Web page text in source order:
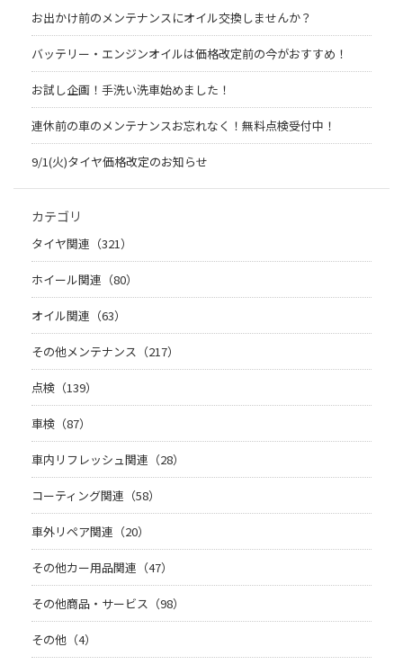
お出かけ前のメンテナンスにオイル交換しませんか？
バッテリー・エンジンオイルは価格改定前の今がおすすめ！
お試し企画！手洗い洗車始めました！
連休前の車のメンテナンスお忘れなく！無料点検受付中！
9/1(火)タイヤ価格改定のお知らせ
カテゴリ
タイヤ関連（321）
ホイール関連（80）
オイル関連（63）
その他メンテナンス（217）
点検（139）
車検（87）
車内リフレッシュ関連（28）
コーティング関連（58）
車外リペア関連（20）
その他カー用品関連（47）
その他商品・サービス（98）
その他（4）